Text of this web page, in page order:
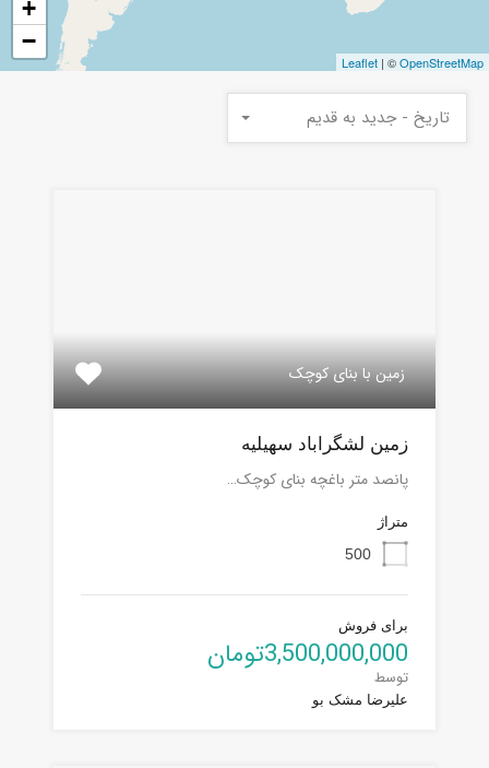
+
−
Leaflet | ©OpenStreetMap
تاریخ - جدید به قدیم
زمین با بنای کوچک
زمین لشگراباد سهیلیه
پانصد متر باغچه بنای کوچک…
متراژ
500
برای فروش
3,500,000,000تومان
توسط
علیرضا مشک بو